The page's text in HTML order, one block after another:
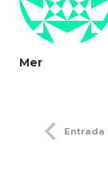
Mer
Entrada